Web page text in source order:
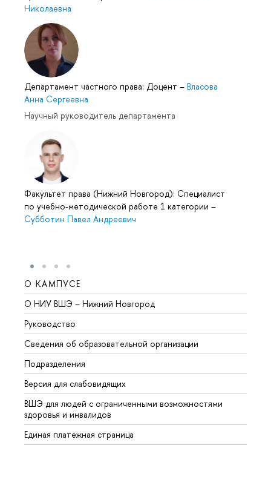
Николаевна
Департамент частного права: Доцент – Власова
Анна Сергеевна
Научный руководитель департамента
Факультет права (Нижний Новгород): Специалист
по учебно-методической работе 1 категории –
Субботин Павел Андреевич
О КАМПУСЕ
О НИУ ВШЭ – Нижний Новгород
Руководство
Сведения об образовательной организации
Подразделения
Версия для слабовидящих
ВШЭ для людей с ограниченными возможностями
здоровья и инвалидов
Единая платежная страница